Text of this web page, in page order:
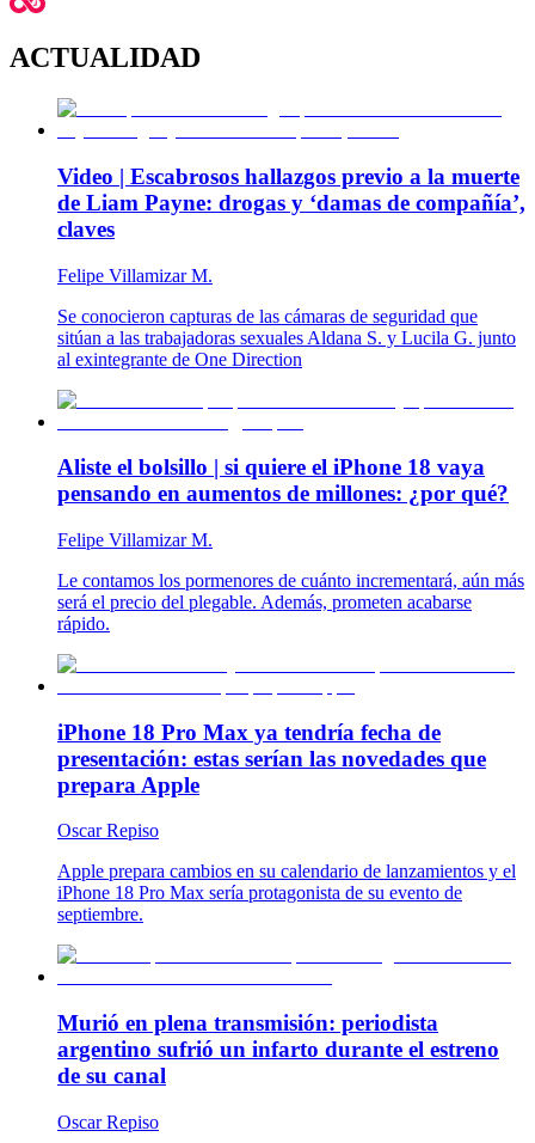
ACTUALIDAD
Video | Escabrosos hallazgos previo a la muerte
de Liam Payne: drogas y ‘damas de compañía’,
claves
Felipe Villamizar M.
Se conocieron capturas de las cámaras de seguridad que
sitúan a las trabajadoras sexuales Aldana S. y Lucila G. junto
al exintegrante de One Direction
Aliste el bolsillo | si quiere el iPhone 18 vaya
pensando en aumentos de millones: ¿por qué?
Felipe Villamizar M.
Le contamos los pormenores de cuánto incrementará, aún más
será el precio del plegable. Además, prometen acabarse
rápido.
iPhone 18 Pro Max ya tendría fecha de
presentación: estas serían las novedades que
prepara Apple
Oscar Repiso
Apple prepara cambios en su calendario de lanzamientos y el
iPhone 18 Pro Max sería protagonista de su evento de
septiembre.
Murió en plena transmisión: periodista
argentino sufrió un infarto durante el estreno
de su canal
Oscar Repiso